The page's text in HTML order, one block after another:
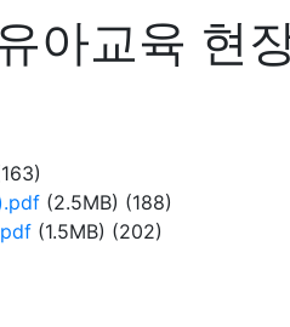
교육 현
(2.5MB) (188)
(1.5MB) (202)